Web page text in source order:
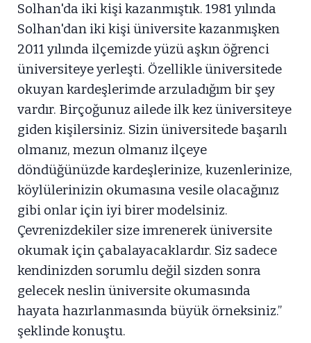
Solhan'da iki kişi kazanmıştık. 1981 yılında
Solhan'dan iki kişi üniversite kazanmışken
2011 yılında ilçemizde yüzü aşkın öğrenci
üniversiteye yerleşti. Özellikle üniversitede
okuyan kardeşlerimde arzuladığım bir şey
vardır. Birçoğunuz ailede ilk kez üniversiteye
giden kişilersiniz. Sizin üniversitede başarılı
olmanız, mezun olmanız ilçeye
döndüğünüzde kardeşlerinize, kuzenlerinize,
köylülerinizin okumasına vesile olacağınız
gibi onlar için iyi birer modelsiniz.
Çevrenizdekiler size imrenerek üniversite
okumak için çabalayacaklardır. Siz sadece
kendinizden sorumlu değil sizden sonra
gelecek neslin üniversite okumasında
hayata hazırlanmasında büyük örneksiniz.”
şeklinde konuştu.